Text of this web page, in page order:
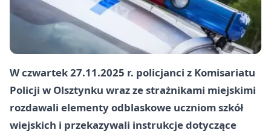
W czwartek 27.11.2025 r. policjanci z Komisariatu
Policji w Olsztynku wraz ze strażnikami miejskimi
rozdawali elementy odblaskowe uczniom szkół
wiejskich i przekazywali instrukcje dotyczące